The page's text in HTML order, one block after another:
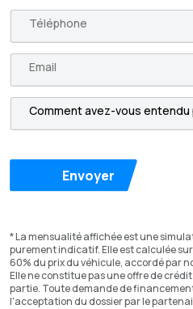
Envoyer
* La mensualité affichée est une
purement indicatif. Elle est calculée
60% du prix du véhicule, accordé par
Elle ne constitue pas une offre de
partie. Toute demande de
l'acceptation du dossier par le